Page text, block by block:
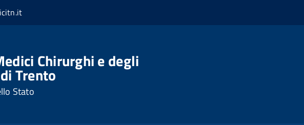
Chirurghi e degli
Trento
Stato